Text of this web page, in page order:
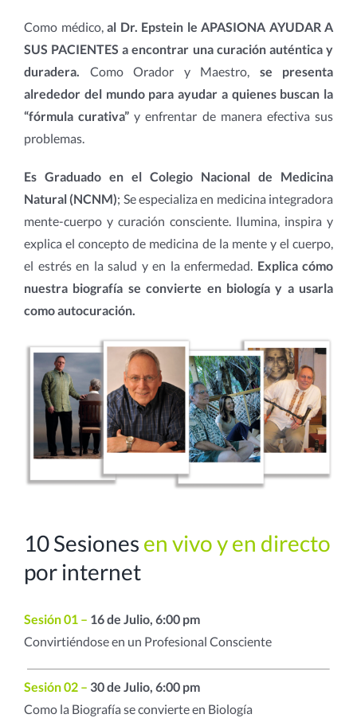
Como médico, al Dr. Epstein le APASIONA AYUDAR A
SUS PACIENTES a encontrar una curación auténtica y
duradera. Como Orador y Maestro, se presenta
alrededor del mundo para ayudar a quienes buscan la
“fórmula curativa” y enfrentar de manera efectiva sus
problemas.
Es Graduado en el Colegio Nacional de Medicina
Natural (NCNM); Se especializa en medicina integradora
mente-cuerpo y curación consciente. Ilumina, inspira y
explica el concepto de medicina de la mente y el cuerpo,
el estrés en la salud y en la enfermedad. Explica cómo
nuestra biografía se convierte en biología y a usarla
como autocuración.
10 Sesiones en vivo y en directo
por internet
Sesión 01 – 16 de Julio, 6:00 pm
Convirtiéndose en un Profesional Consciente
Sesión 02 – 30 de Julio, 6:00 pm
Como la Biografía se convierte en Biología